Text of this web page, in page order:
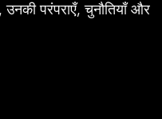
परंपराएँ, चुनौतियाँ और